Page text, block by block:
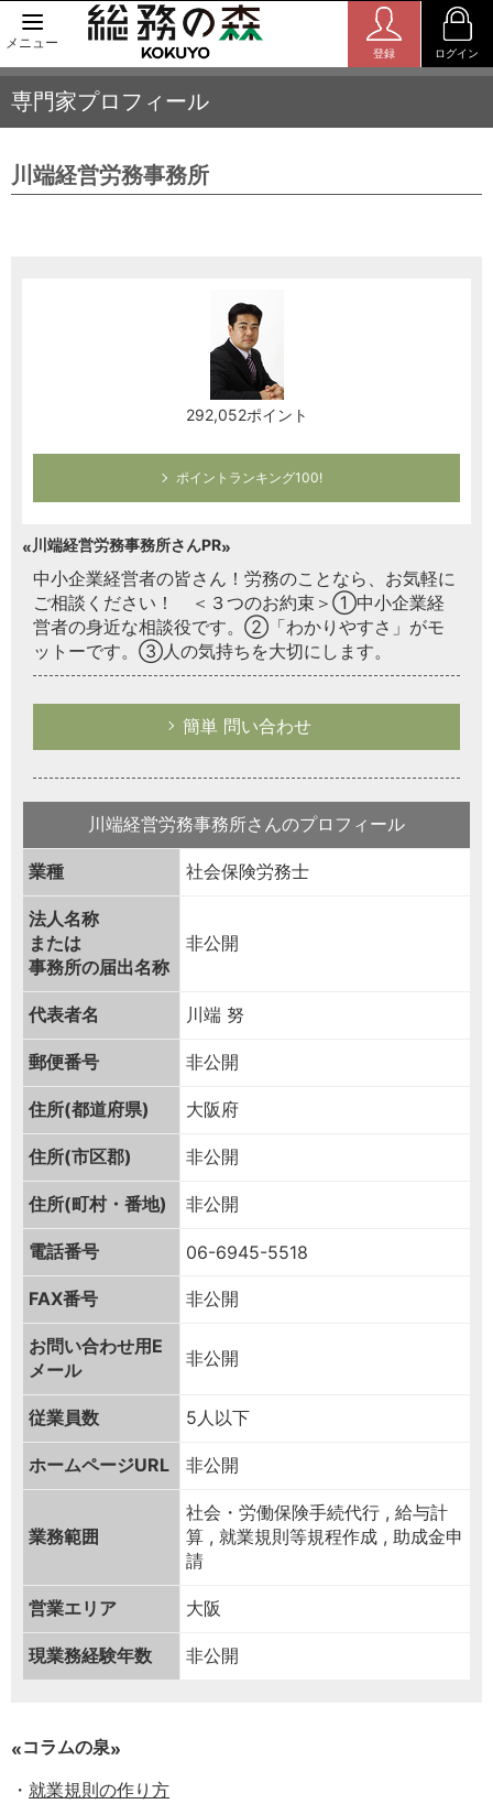
メニュー
登録 ログイン
専門家プロフィール
川端経営労務事務所
292,052ポイント
ポイントランキング100!
川端経営労務事務所さんPR
中小企業経営者の皆さん！労務のことなら、お気軽に
ご相談ください！ ＜３つのお約束＞①中小企業経
営者の身近な相談役です。②「わかりやすさ」がモ
ットーです。③人の気持ちを大切にします。
簡単 問い合わせ
川端経営労務事務所さんのプロフィール
業種 社会保険労務士
法人名称
または
事務所の届出名称
非公開
代表者名 川端 努
郵便番号 非公開
住所(都道府県) 大阪府
住所(市区郡) 非公開
住所(町村・番地) 非公開
電話番号 06-6945-5518
FAX番号 非公開
お問い合わせ用 E
メール
非公開
従業員数 5人以下
ホームページURL 非公開
業務範囲
社会・労働保険手続代行 , 給与計
算 , 就業規則等規程作成 , 助成金申
請
営業エリア 大阪
現業務経験年数 非公開
コラムの泉
就業規則の作り方